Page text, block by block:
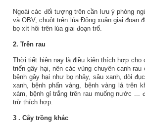
Ngoài các đối tượng trên cần lưu ý phòng
và OBV, chuột trên lúa Đông xuân giai đoạn
bọ xít hôi trên lúa giai đoạn trổ.
2. Trên rau
Thời tiết hiện nay là điều kiện thích hợp cho
triển gây hại, nên các vùng chuyên canh
bệnh gây hại như bọ nhảy, sâu xanh, dòi
xanh, bệnh phấn vàng, bệnh vàng lá trên
xám, bệnh gỉ trắng trên rau muống nước ...
trừ thích hợp.
3 . Cây trồng khác